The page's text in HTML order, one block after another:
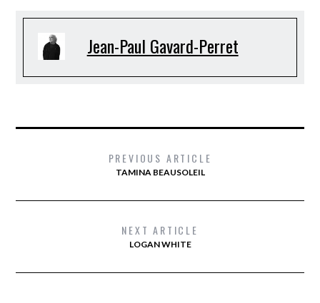
Jean-Paul Gavard-Perret
PREVIOUS ARTICLE
TAMINA BEAUSOLEIL
NEXT ARTICLE
LOGAN WHITE